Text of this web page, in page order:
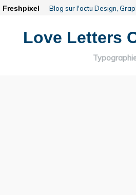
Freshpixel Blog sur l'actu Design,
Love Letters